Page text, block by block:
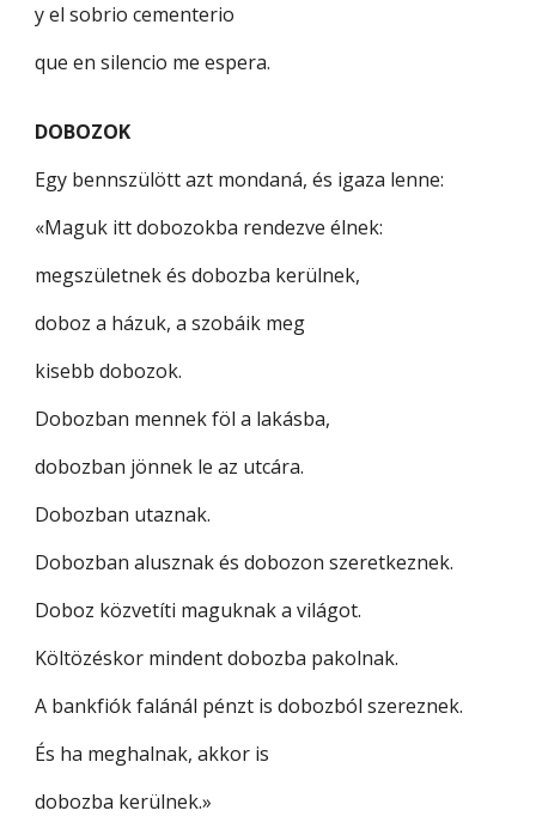
y el sobrio cementerio
que en silencio me espera.
DOBOZOK
Egy bennszülött azt mondaná, és igaza lenne:
«Maguk itt dobozokba rendezve élnek:
megszületnek és dobozba kerülnek,
doboz a házuk, a szobáik meg
kisebb dobozok.
Dobozban mennek föl a lakásba,
dobozban jönnek le az utcára.
Dobozban utaznak.
Dobozban alusznak és dobozon szeretkeznek.
Doboz közvetíti maguknak a világot.
Költözéskor mindent dobozba pakolnak.
A bankfiók falánál pénzt is dobozból szereznek.
És ha meghalnak, akkor is
dobozba kerülnek.»